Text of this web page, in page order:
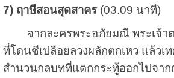
7) ฤาษีสอนสุดสาคร(03.09 นาที)
จากละครพระอภัยมณี พระเจ้าต
ที่โดนชีเปลือยลวงผลักตกเหว แล้วเ
สำนวนกลบทที่แตกกระทู้ออกไปจา